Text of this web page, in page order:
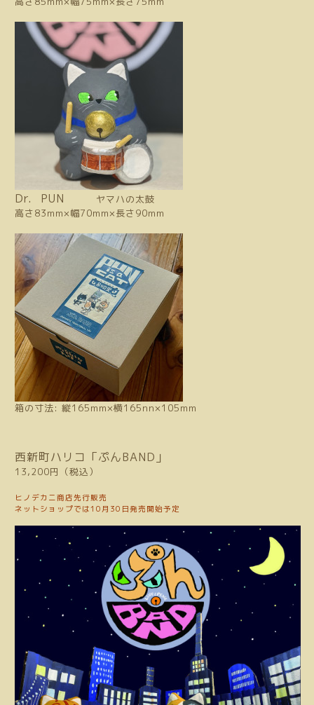
Dr. PUN
ヤマハの太鼓
高さ83mm×幅70mm×長さ90mm
箱の寸法: 縦165mm×横165nn×105mm
西新町ハリコ「ぷんBAND」
13,200円（税込）
ヒノデカニ商店先行販売
ネットショップでは10月30日発売開始予定